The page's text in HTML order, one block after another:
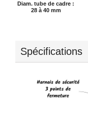
Diam. tube de cadre :
28 à 40 mm
Spécifications